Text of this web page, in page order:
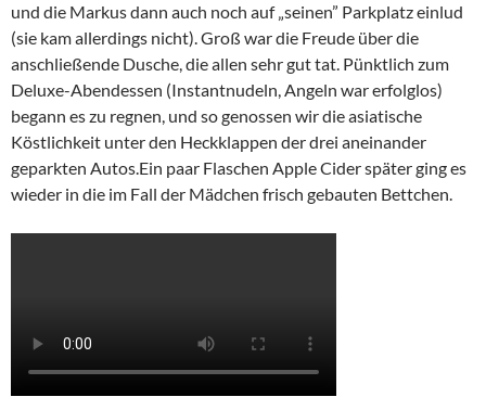
und die Markus dann auch noch auf „seinen” Parkplatz einlud
(sie kam allerdings nicht). Groß war die Freude über die
anschließende Dusche, die allen sehr gut tat. Pünktlich zum
Deluxe-Abendessen (Instantnudeln, Angeln war erfolglos)
begann es zu regnen, und so genossen wir die asiatische
Köstlichkeit unter den Heckklappen der drei aneinander
geparkten Autos.Ein paar Flaschen Apple Cider später ging es
wieder in die im Fall der Mädchen frisch gebauten Bettchen.​